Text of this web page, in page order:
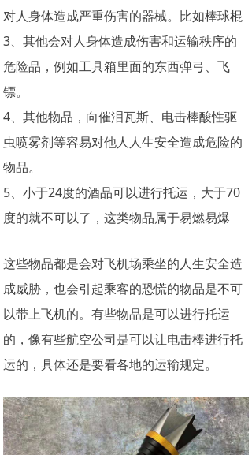
对人身体造成严重伤害的器械。比如棒球棍
3、其他会对人身体造成伤害和运输秩序的
危险品，例如工具箱里面的东西弹弓、飞
镖。
4、其他物品，向催泪瓦斯、电击棒酸性驱
虫喷雾剂等容易对他人人生安全造成危险的
物品。
5、小于24度的酒品可以进行托运，大于70
度的就不可以了，这类物品属于易燃易爆
这些物品都是会对飞机场乘坐的人生安全造
成威胁，也会引起乘客的恐慌的物品是不可
以带上飞机的。有些物品是可以进行托运
的，像有些航空公司是可以让电击棒进行托
运的，具体还是要看各地的运输规定。